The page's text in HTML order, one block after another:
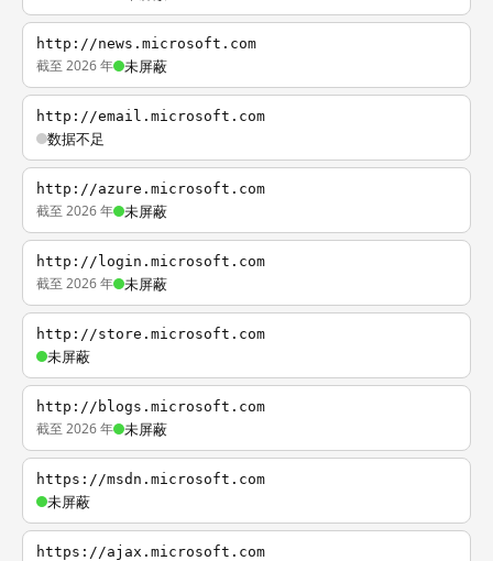
http://news.microsoft.com
截至 2026 年 未屏蔽
http://email.microsoft.com
数据不足
http://azure.microsoft.com
截至 2026 年 未屏蔽
http://login.microsoft.com
截至 2026 年 未屏蔽
http://store.microsoft.com
未屏蔽
http://blogs.microsoft.com
截至 2026 年 未屏蔽
https://msdn.microsoft.com
未屏蔽
https://ajax.microsoft.com